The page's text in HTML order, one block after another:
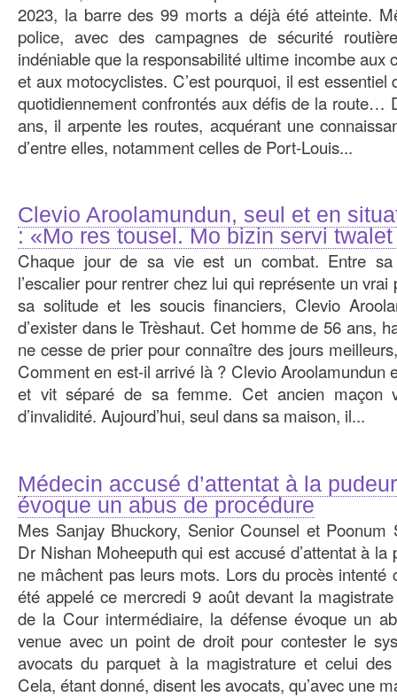
2023, la barre des 99 morts a déjà été atteinte.
police, avec des campagnes de sécurité
indéniable que la responsabilité ultime incombe aux
et aux motocyclistes. C’est pourquoi, il est essentiel
quotidiennement confrontés aux défis de la route…
ans, il arpente les routes, acquérant une
d’entre elles, notamment celles de Port-Louis...
Clevio Aroolamundun, seul et en
: «Mo res tousel. Mo bizin servi
Chaque jour de sa vie est un combat. Entre sa
l’escalier pour rentrer chez lui qui représente un
sa solitude et les soucis financiers, Clevio
d’exister dans le Trèshaut. Cet homme de 56 ans,
ne cesse de prier pour connaître des jours
Comment en est-il arrivé là ? Clevio Aroolamundun
et vit séparé de sa femme. Cet ancien maçon
d’invalidité. Aujourd’hui, seul dans sa maison, il...
Médecin accusé d’attentat à la
évoque un abus de procédure
Mes Sanjay Bhuckory, Senior Counsel et Poonum
Dr Nishan Moheeputh qui est accusé d’attentat à la
ne mâchent pas leurs mots. Lors du procès intenté
été appelé ce mercredi 9 août devant la
de la Cour intermédiaire, la défense évoque un
venue avec un point de droit pour contester le
avocats du parquet à la magistrature et celui
Cela, étant donné, disent les avocats, qu’avec une